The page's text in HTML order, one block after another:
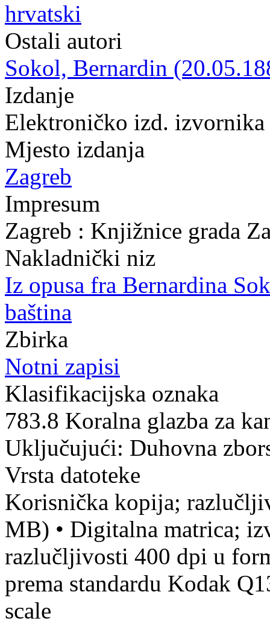
hrvatski
Ostali autori
Sokol, Bernardin
Izdanje
Elektroničko izd.
Mjesto izdanja
Zagreb
Impresum
Zagreb : Knjižnice grada
Nakladnički niz
Iz opusa fra Bernardina
baština
Zbirka
Notni zapisi
Klasifikacijska oznaka
783.8 Koralna glazba za
Uključujući: Duhovna
Vrsta datoteke
Korisnička kopija;
MB) • Digitalna matrica;
razlučljivosti 400 dpi u
prema standardu Kodak
scale